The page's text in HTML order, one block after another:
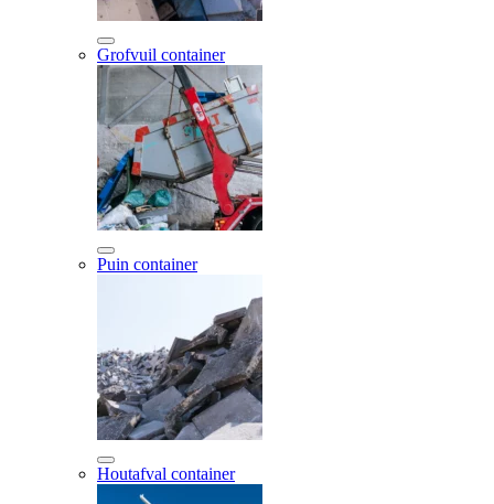
Grofvuil container
Puin container
Houtafval container